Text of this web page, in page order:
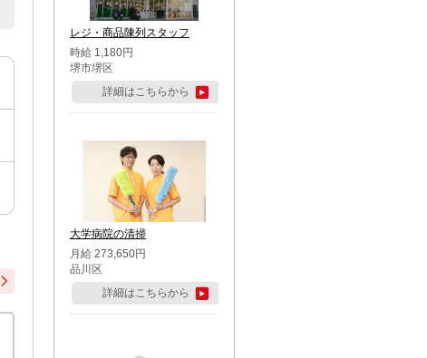
レジ・商品陳列スタッフ
時給 1,180円
堺市堺区
詳細はこちらから
大学病院の清掃
月給 273,650円
品川区
詳細はこちらから